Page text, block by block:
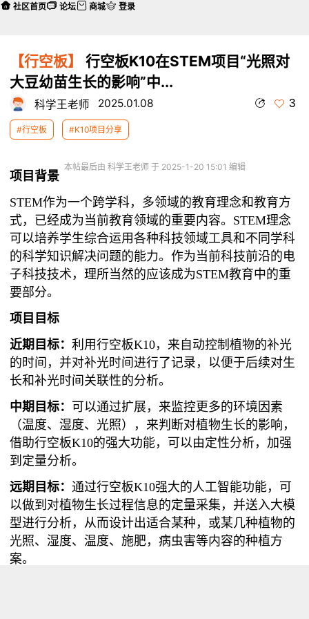
【行空板】
行空板K10在STEM项目“光照对
大豆幼苗生长的影响”中...
科学王老师 2025.01.08 3
#行空板 #K10项目分享
本帖最后由 科学王老师 于 2025-1-20 15:01 编辑
项目背景
STEM作为一个跨学科，多领域的教育理念和教育方
式，已经成为当前教育领域的重要内容。STEM理念
可以培养学生综合运用各种科技领域工具和不同学科
的科学知识解决问题的能力。作为当前科技前沿的电
子科技技术，理所当然的应该成为STEM教育中的重
要部分。
项目目标
近期目标：利用行空板K10，来自动控制植物的补光
的时间，并对补光时间进行了记录，以便于后续对生
长和补光时间关联性的分析。
中期目标： 可以通过扩展，来监控更多的环境因素
（温度、湿度、光照），来判断对植物生长的影响，
借助行空板K10的强大功能，可以由定性分析，加强
到定量分析。
远期目标：通过行空板K10强大的人工智能功能，可
以做到对植物生长过程信息的定量采集，并送入大模
型进行分析，从而设计出适合某种，或某几种植物的
光照、湿度、温度、施肥，病虫害等内容的种植方
案。
社区首页 论坛 商城 登录